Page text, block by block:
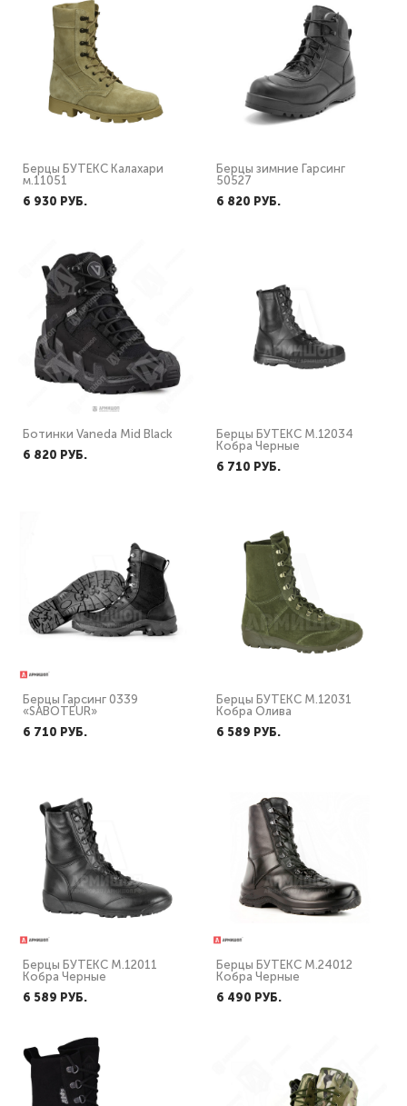
Берцы БУТЕКС Калахари
м.11051
6 930 PУБ.
Берцы зимние Гарсинг
50527
6 820 PУБ.
Ботинки Vaneda Mid Black
6 820 PУБ.
Берцы БУТЕКС М.12034
Кобра Черные
6 710 PУБ.
Берцы Гарсинг 0339
«SABOTEUR»
6 710 PУБ.
Берцы БУТЕКС М.12031
Кобра Олива
6 589 PУБ.
Берцы БУТЕКС М.12011
Кобра Черные
6 589 PУБ.
Берцы БУТЕКС М.24012
Кобра Черные
6 490 PУБ.